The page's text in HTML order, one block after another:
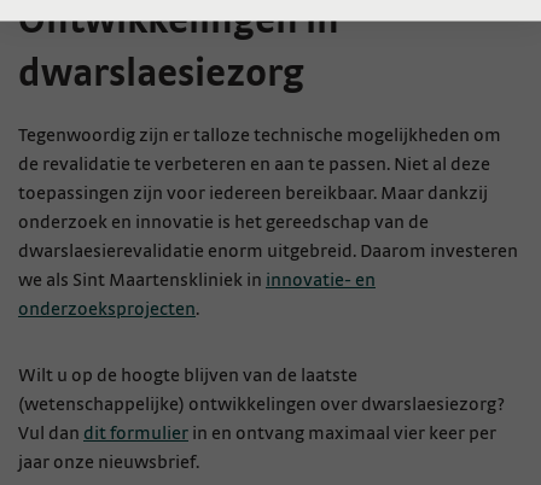
Ontwikkelingen in
dwarslaesiezorg
Tegenwoordig zijn er talloze technische mogelijkheden om
de revalidatie te verbeteren en aan te passen. Niet al deze
toepassingen zijn voor iedereen bereikbaar. Maar dankzij
onderzoek en innovatie is het gereedschap van de
dwarslaesierevalidatie enorm uitgebreid. Daarom investeren
we als Sint Maartenskliniek in innovatie- en
onderzoeksprojecten.
Wilt u op de hoogte blijven van de laatste
(wetenschappelijke) ontwikkelingen over dwarslaesiezorg?
Vul dan dit formulier in en ontvang maximaal vier keer per
jaar onze nieuwsbrief.